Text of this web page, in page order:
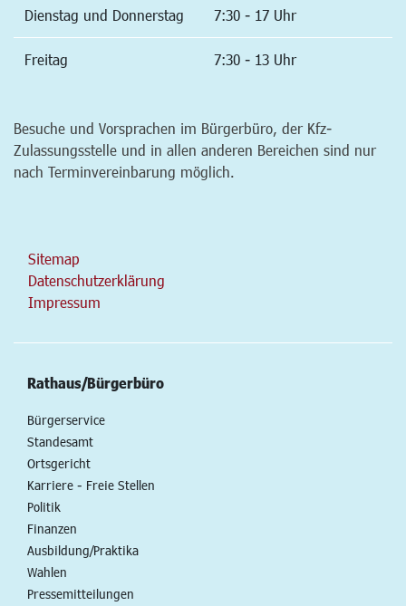
Dienstag und Donnerstag 7:30 - 17 Uhr
Freitag 7:30 - 13 Uhr
Besuche und Vorsprachen im Bürgerbüro, der Kfz-
Zulassungsstelle und in allen anderen Bereichen sind nur
nach Terminvereinbarung möglich.
Sitemap
Datenschutzerklärung
Impressum
Rathaus/Bürgerbüro
Bürgerservice
Standesamt
Ortsgericht
Karriere - Freie Stellen
Politik
Finanzen
Ausbildung/Praktika
Wahlen
Pressemitteilungen